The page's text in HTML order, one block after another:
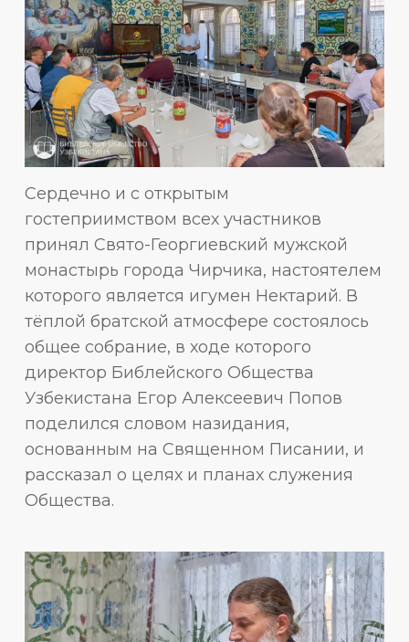
Сердечно и с открытым
гостеприимством всех участников
принял Свято-Георгиевский мужской
монастырь города Чирчика, настоятелем
которого является игумен Нектарий. В
тёплой братской атмосфере состоялось
общее собрание, в ходе которого
директор Библейского Общества
Узбекистана Егор Алексеевич Попов
поделился словом назидания,
основанным на Священном Писании, и
рассказал о целях и планах служения
Общества.